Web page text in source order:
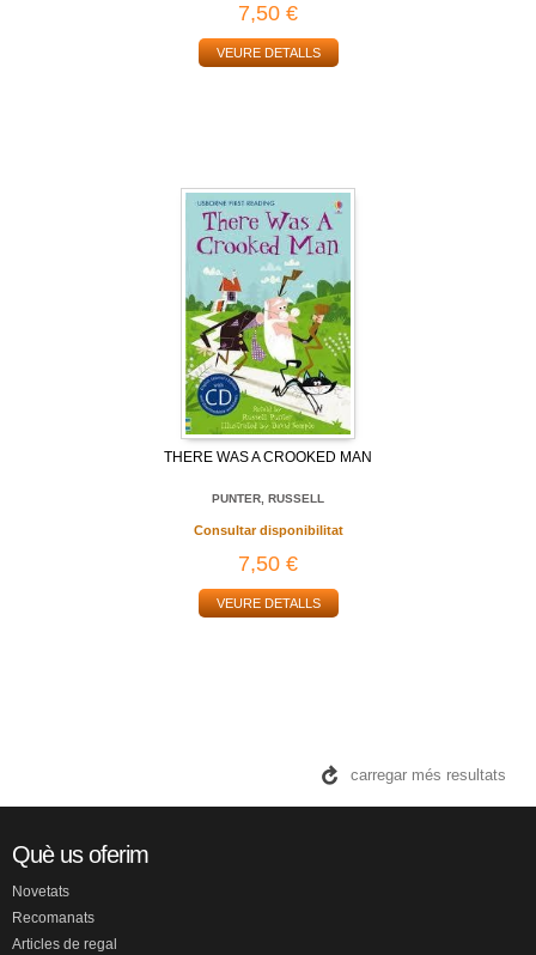
7,50 €
VEURE DETALLS
THERE WAS A CROOKED MAN
PUNTER, RUSSELL
Consultar disponibilitat
7,50 €
VEURE DETALLS
carregar més resultats
Què us oferim
Novetats
Recomanats
Articles de regal